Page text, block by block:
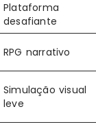
Plataforma
desafiante
RPG narrativo
Simulação visual
leve